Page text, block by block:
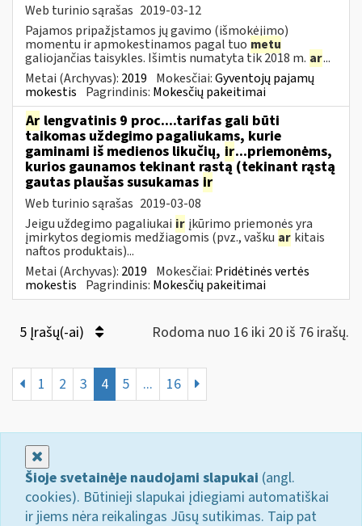
Web turinio sąrašas 2019-03-12
Pajamos pripažįstamos jų gavimo (išmokėjimo)
momentu ir apmokestinamos pagal tuo metu
galiojančias taisykles. Išimtis numatyta tik 2018 m. ar...
Metai (Archyvas): 2019 Mokesčiai:Gyventojų pajamų
mokestis Pagrindinis: Mokesčių pakeitimai
Ar lengvatinis 9 proc....tarifas gali būti
taikomas uždegimo pagaliukams, kurie
gaminami iš medienos likučių, ir...priemonėms,
kurios gaunamos tekinant rąstą (tekinant rąstą
gautas plaušas susukamas ir
Web turinio sąrašas 2019-03-08
Jeigu uždegimo pagaliukai ir įkūrimo priemonės yra
įmirkytos degiomis medžiagomis (pvz., vašku ar kitais
naftos produktais)...
Metai (Archyvas): 2019 Mokesčiai: Pridėtinės vertės
mokestis Pagrindinis: Mokesčių pakeitimai
5 Įrašų(-ai) Rodoma nuo 16 iki 20 iš 76 irašų.
1 2 3 4 5 ... 16
Šioje svetainėje naudojami slapukai (angl.
cookies). Būtinieji slapukai įdiegiami automatiškai
ir jiems nėra reikalingas Jūsų sutikimas. Taip pat